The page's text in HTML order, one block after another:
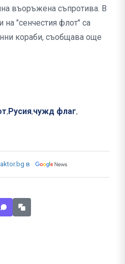
въоръжена съпротива. В
на "сенчестия флот" са
кораби, съобщава още
, Русия,чужд флаг,
в